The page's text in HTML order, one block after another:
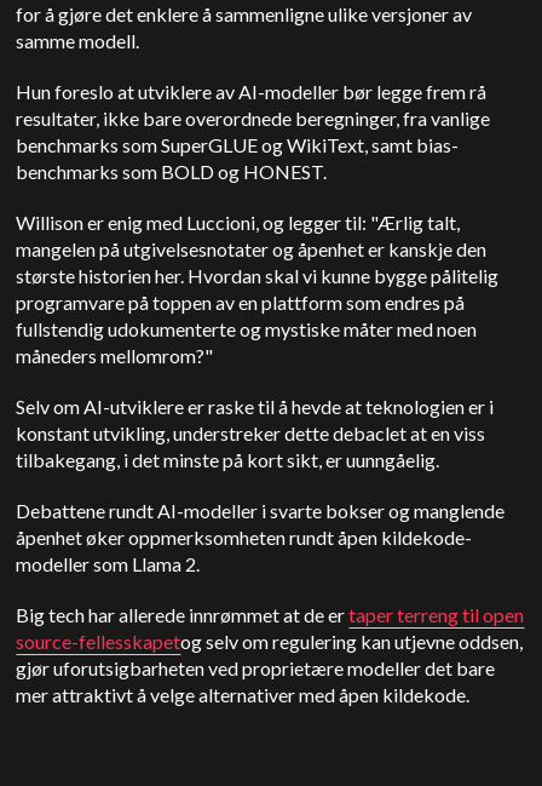
for å gjøre det enklere å sammenligne ulike versjoner av
samme modell.
Hun foreslo at utviklere av AI-modeller bør legge frem rå
resultater, ikke bare overordnede beregninger, fra vanlige
benchmarks som SuperGLUE og WikiText, samt bias-
benchmarks som BOLD og HONEST.
Willison er enig med Luccioni, og legger til: "Ærlig talt,
mangelen på utgivelsesnotater og åpenhet er kanskje den
største historien her. Hvordan skal vi kunne bygge pålitelig
programvare på toppen av en plattform som endres på
fullstendig udokumenterte og mystiske måter med noen
måneders mellomrom?"
Selv om AI-utviklere er raske til å hevde at teknologien er i
konstant utvikling, understreker dette debaclet at en viss
tilbakegang, i det minste på kort sikt, er uunngåelig.
Debattene rundt AI-modeller i svarte bokser og manglende
åpenhet øker oppmerksomheten rundt åpen kildekode-
modeller som Llama 2.
Big tech har allerede innrømmet at de ertaper terreng til open
source-fellesskapetog selv om regulering kan utjevne oddsen,
gjør uforutsigbarheten ved proprietære modeller det bare
mer attraktivt å velge alternativer med åpen kildekode.